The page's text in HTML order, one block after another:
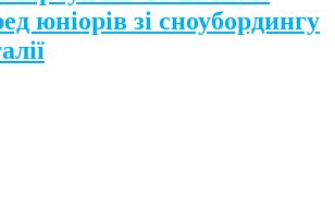
юніорів зі сноубордингу